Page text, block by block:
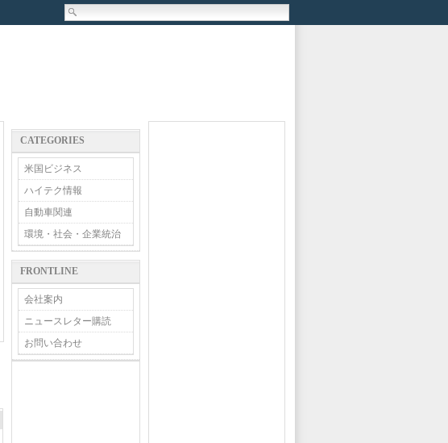
CATEGORIES
米国ビジネス
ハイテク情報
自動車関連
環境・社会・企業統治
FRONTLINE
会社案内
ニュースレター購読
お問い合わせ